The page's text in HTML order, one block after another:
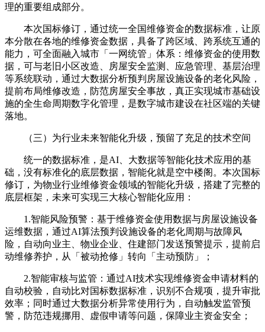
理的重要组成部分。
本次国标修订，通过统一全国维修资金的数据标准，让原
本分散在各地的维修资金数据，具备了跨区域、跨系统互通的
能力，可全面融入城市「一网统管」体系：维修资金的使用数
据，可与老旧小区改造、房屋安全监测、应急管理、基层治理
等系统联动，通过大数据分析预判房屋设施设备的老化风险，
提前布局维修改造，防范房屋安全事故，真正实现城市基础设
施的全生命周期数字化管理，是数字城市建设在社区端的关键
落地。
（三）为行业未来智能化升级，预留了充足的技术空间
统一的数据标准，是AI、大数据等智能化技术应用的基
础，没有标准化的底层数据，智能化就是空中楼阁。本次国标
修订，为物业行业维修资金领域的智能化升级，搭建了完整的
底层框架，未来可实现三大核心智能化应用：
1.智能风险预警：基于维修资金使用数据与房屋设施设备
运维数据，通过AI算法预判设施设备的老化周期与故障风
险，自动向业主、物业企业、住建部门发送预警提示，提前启
动维修养护，从「被动抢修」转向「主动预防」；
2.智能审核与监管：通过AI技术实现维修资金申请材料的
自动校验，自动比对国标数据标准，识别不合规项，提升审批
效率；同时通过大数据分析异常使用行为，自动触发监管预
警，防范违规挪用、虚假申请等问题，保障业主资金安全；